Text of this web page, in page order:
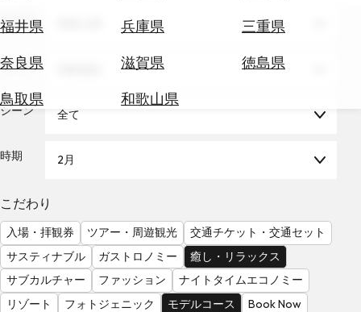
福井県
兵庫県
三重県
奈良県
滋賀県
徳島県
鳥取県
和歌山県
券
テ
を
る
気
を
見
る
エリア
テーマ
シーン 全て
時期 2月
こだわり
入場・拝観券 ツアー・周遊観光
交通チケット・交通セット
サスティナブル
ガストロノミー
癒し・リラックス
サブカルチャー
ファッション
ナイトタイムエコノミー
リゾート
フォトジェニック モデルコース Book Now